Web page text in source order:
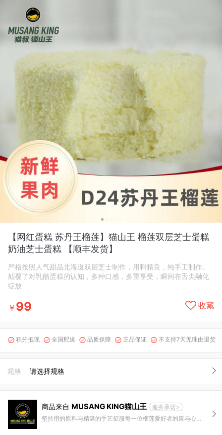
【网红蛋糕 苏丹王榴莲】猫山王 榴莲双层芝士蛋糕
奶油芝士蛋糕 【顺丰发货】
严格按照人气甜品北海道双层芝士制作，用料精良，纯手工制作。
颠覆了对乳酪蛋糕的认知，多种口感，多重享受，瞬间在舌尖融化
绽放
￥ 99 收藏
 积分抵现  全国配送  品质保障  正品保证  不支持7天无理由退货
规格 请选择规格
商品来自 MUSANG KING猫山王
服务承诺>
坚持用的原料与精湛的手艺征服每一位榴莲爱好者的胃与心，将一件事情做好做到是猫山王榴莲甜品的坚持，也是品牌贯彻终生的信仰